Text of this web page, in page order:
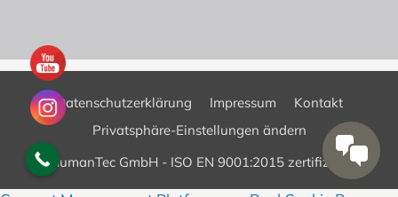
Datenschutzerklärung Impressum
Kontakt
Privatsphäre-Einstellungen ändern
HumanTec GmbH - ISO EN 9001:2015 zertifiziert